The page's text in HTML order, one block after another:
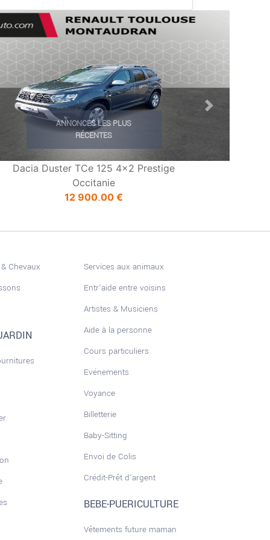
Dacia Duster TCe 125 4x2 Prestige
Occitanie
12 900,00 €
ANNONCES LES PLUS
RÉCENTES
Next
Chevaux
Services aux animaux
Entr'aide entre voisins
Artistes & Musiciens
Aide à la personne
Cours particuliers
Evénements
Voyance
Billetterie
Baby-Sitting
Envoi de Colis
Crédit-Prêt d'argent
BEBE-PUERICULTURE
Vêtements future maman